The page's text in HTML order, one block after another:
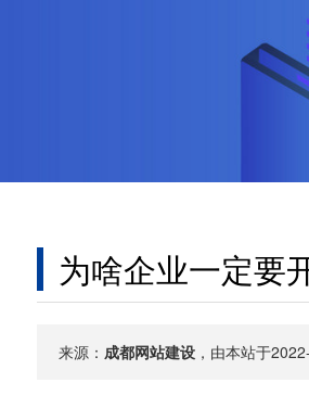
为啥企业一定要
来源： 成都网站建设，由本站于